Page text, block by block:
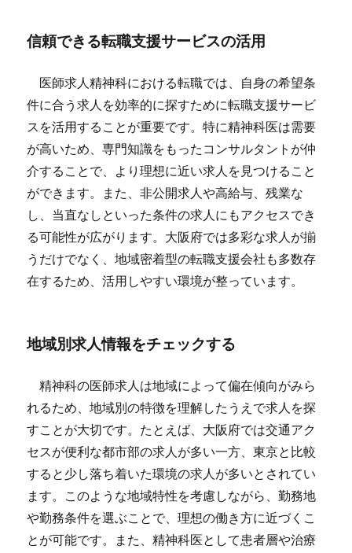
信頼できる転職支援サービスの活用
医師求人精神科における転職では、自身の希望条
件に合う求人を効率的に探すために転職支援サービ
スを活用することが重要です。特に精神科医は需要
が高いため、専門知識をもったコンサルタントが仲
介することで、より理想に近い求人を見つけること
ができます。また、非公開求人や高給与、残業な
し、当直なしといった条件の求人にもアクセスでき
る可能性が広がります。大阪府では多彩な求人が揃
うだけでなく、地域密着型の転職支援会社も多数存
在するため、活用しやすい環境が整っています。
地域別求人情報をチェックする
精神科の医師求人は地域によって偏在傾向がみら
れるため、地域別の特徴を理解したうえで求人を探
すことが大切です。たとえば、大阪府では交通アク
セスが便利な都市部の求人が多い一方、東京と比較
すると少し落ち着いた環境の求人が多いとされてい
ます。このような地域特性を考慮しながら、勤務地
や勤務条件を選ぶことで、理想の働き方に近づくこ
とが可能です。また、精神科医として患者層や治療